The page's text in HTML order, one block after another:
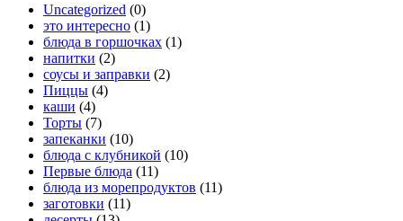
Uncategorized (0)
это интересно (1)
блюда в горшочках (1)
напитки (2)
соусы и заправки (2)
Пиццы (4)
каши (4)
Торты (7)
запеканки (10)
блюда с клубникой (10)
Первые блюда (11)
блюда из морепродуктов (11)
заготовки (11)